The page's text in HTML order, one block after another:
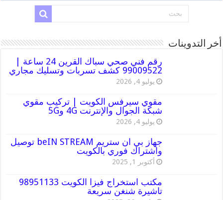
أخر التدوينات
رقم فني صحي سباك القرين 24 ساعة |
99009522 كشف تسربات وتسليك مجاري
يوليو 4, 2026
مقوي سيرفس الكويت | تركيب مقوي
شبكة الجوال والإنترنت 4G و5G
يوليو 4, 2026
جهاز بي ان ستريم beIN STREAM توصيل
واشتراك فوري بالكويت
أكتوبر 1, 2025
مكتب استخراج فيزا الكويت 98951133
تاشيرة شنغن سريعة